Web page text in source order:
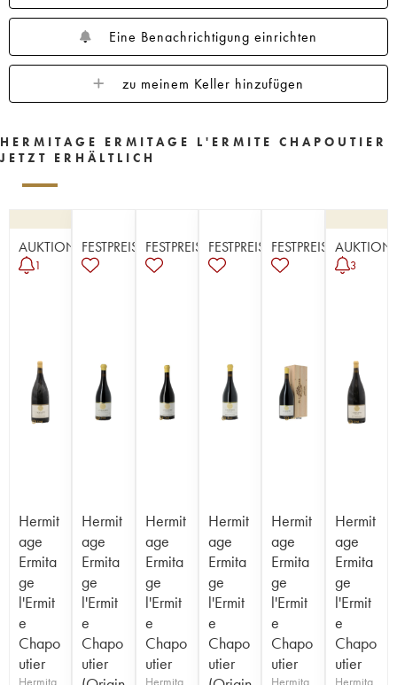
Eine Benachrichtigung einrichten
zu meinem Keller hinzufügen
HERMITAGE ERMITAGE L'ERMITE CHAPOUTIER
JETZT ERHÄLTLICH
AUKTION
1
Hermit
age
Ermita
ge
l'Ermit
e
Chapo
utier
Hermita
FESTPREISE
Hermit
age
Ermita
ge
l'Ermit
e
Chapo
utier
FESTPREISE
Hermit
age
Ermita
ge
l'Ermit
e
Chapo
utier
Hermita
FESTPREISE
Hermit
age
Ermita
ge
l'Ermit
e
Chapo
utier
FESTPREISE
Hermit
age
Ermita
ge
l'Ermit
e
Chapo
utier
Hermita
AUKTION
3
Hermit
age
Ermita
ge
l'Ermit
e
Chapo
utier
Hermita